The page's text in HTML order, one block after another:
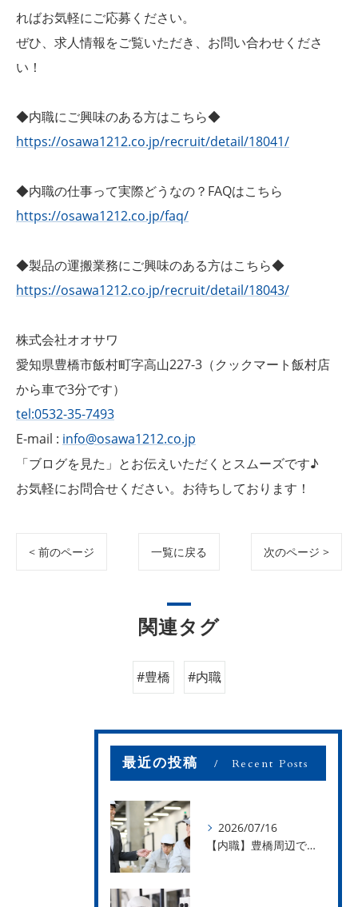
ればお気軽にご応募ください。
ぜひ、求人情報をご覧いただき、お問い合わせくださ
い！
◆内職にご興味のある方はこちら◆
https://osawa1212.co.jp/recruit/detail/18041/
◆内職の仕事って実際どうなの？FAQはこちら
https://osawa1212.co.jp/faq/
◆製品の運搬業務にご興味のある方はこちら◆
https://osawa1212.co.jp/recruit/detail/18043/
株式会社オオサワ
愛知県豊橋市飯村町字高山227-3（クックマート飯村店
から車で3分です）
tel:0532-35-7493
E-mail : info@osawa1212.co.jp
「ブログを見た」とお伝えいただくとスムーズです♪
お気軽にお問合せください。お待ちしております！
< 前のページ 一覧に戻る 次のページ >
関連タグ
#豊橋 #内職
最近の投稿 Recent Posts
2026/07/16
【内職】豊橋周辺で内職のお仕事を探している方募集中！【お仕事の内容】